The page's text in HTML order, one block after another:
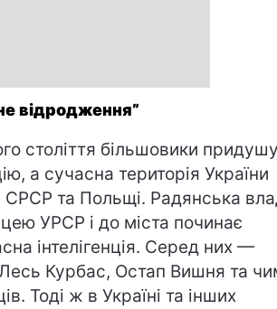
відродження”
століття більшовики
а сучасна територія України
СРСР та Польщі. Радянська
УРСР і до міста починає
інтелігенція. Серед них —
Курбас, Остап Вишня та
Тоді ж в Україні та інших